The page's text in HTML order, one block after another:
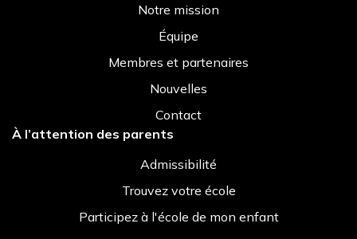
Notre mission
Équipe
Membres et partenaires
Nouvelles
Contact
À l’attention des parents
Admissibilité
Trouvez votre école
Participez à l'école de mon enfant